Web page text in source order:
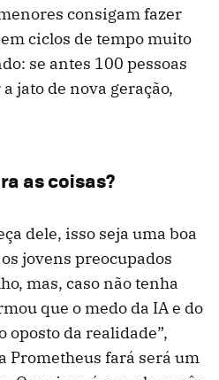
consigam fazer
ciclos de tempo muito
se antes 100 pessoas
jato de nova geração,
as coisas?
dele, isso seja uma boa
jovens preocupados
mas, caso não tenha
que o medo da IA e do
oposto da realidade”,
Prometheus fará será um